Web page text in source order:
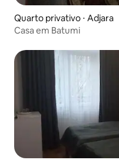
Quarto privativo ⋅ Adjara
Casa em Batumi